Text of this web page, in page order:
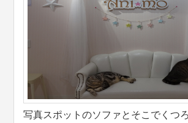
写真スポットのソファとそこでくつ